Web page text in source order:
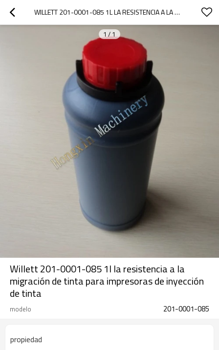
WILLETT 201-0001-085 1L LA RESISTENCIA A LA MIGRACIÓN DE TINTA PARA IMPRESORAS DE INYECCIÓN DE TINTA
1 /1
Willett 201-0001-085 1l la resistencia a la
migración de tinta para impresoras de inyección
de tinta
modelo 201-0001-085
propiedad